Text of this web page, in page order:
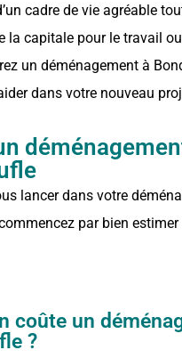
cadre de vie agréable
la capitale pour le travail
un déménagement à
dans votre nouveau
lancer dans votre
par bien
coûte un
?